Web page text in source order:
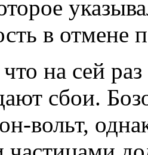
в отмене
на сей
сбои.
вольт,